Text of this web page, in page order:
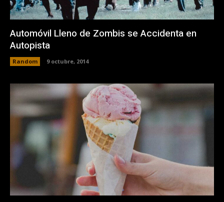
Automóvil Lleno de Zombis se Accidenta en
Autopista
Random 9 octubre, 2014